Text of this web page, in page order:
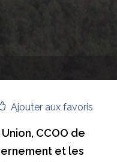
Ajouter aux favoris
CCOO de
et les